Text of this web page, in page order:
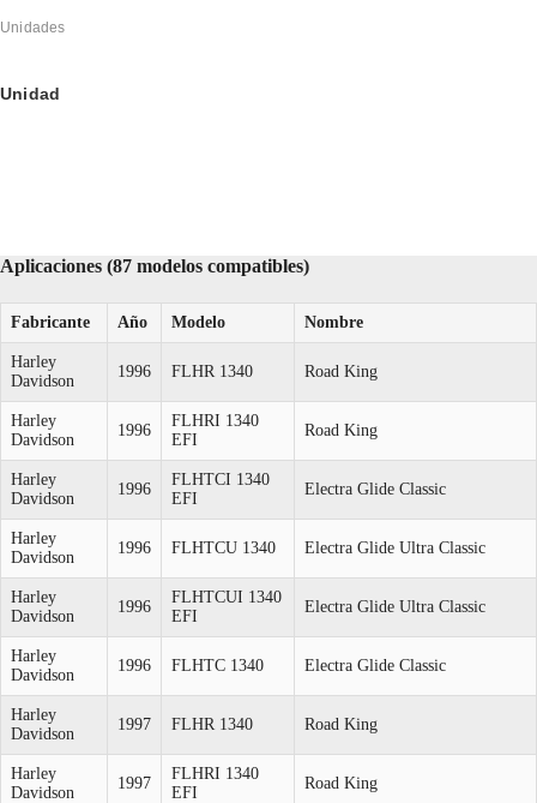
Unidades
Unidad
Aplicaciones (87 modelos compatibles)
Fabricante Año Modelo Nombre
Harley
Davidson
1996 FLHR 1340 Road King
Harley
Davidson
1996
FLHRI 1340
EFI
Road King
Harley
Davidson
1996
FLHTCI 1340
EFI
Electra Glide Classic
Harley
Davidson
1996 FLHTCU 1340 Electra Glide Ultra Classic
Harley
Davidson
1996
FLHTCUI 1340
EFI
Electra Glide Ultra Classic
Harley
Davidson
1996 FLHTC 1340 Electra Glide Classic
Harley
Davidson
1997 FLHR 1340 Road King
Harley
Davidson
1997
FLHRI 1340
EFI
Road King